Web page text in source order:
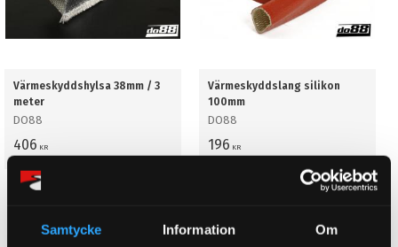
Samtycke Information Om
Värmeskyddshylsa 38mm / 3
meter
DO88
406 KR
Värmeskyddslang silikon
100mm
DO88
196 KR
BUY